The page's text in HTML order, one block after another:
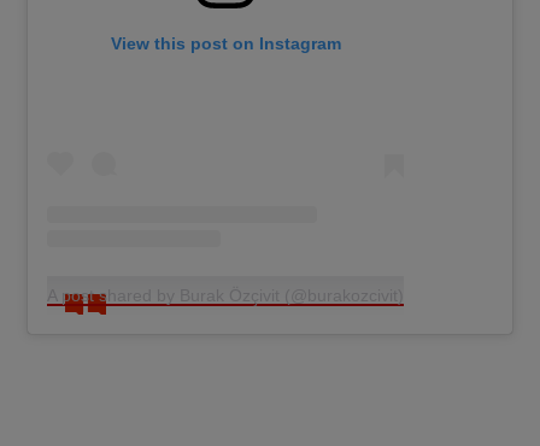
View this post on Instagram
A post shared by Burak Özçivit (@burakozcivit)